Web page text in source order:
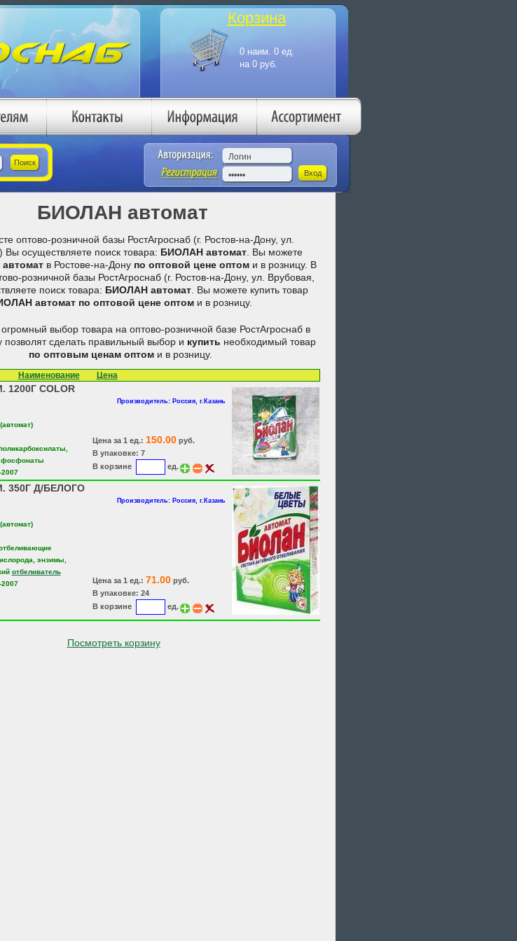
Корзина
БИОЛАН автомат
оптово-розничной базы РостАгроснаб (г. Ростов-на-Дону, ул.
Вы осуществляете поиск товара: БИОЛАН автомат . Вы можете
в Ростове-на-Дону по оптовой цене оптоми в розницу. В
розничной базы РостАгроснаб (г. Ростов-на-Дону, ул. Врубовая,
поиск товара: БИОЛАН автомат . Вы можете купить товар
автомат по оптовой цене оптоми в розницу.
выбор товара на оптово-розничной базе РостАгроснаб в
позволят сделать правильный выбор и купить необходимый товар
по оптовым ценам оптом и в розницу.
Наименование Цена
COLOR
Производитель: Россия, г.Казань
2007
Цена за 1 ед.: 150.00руб.
В упаковке: 7
В корзине
ед.
350Г Д/БЕЛОГО
Производитель: Россия, г.Казань
энзимы,
отбеливатель
2007
Цена за 1 ед.: 71.00руб.
В упаковке: 24
В корзине
ед.
Посмотреть корзину